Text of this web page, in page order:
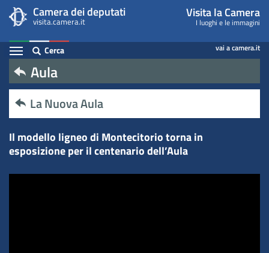
contenuto
principale
Il
modello
ligneo
di
Montecitorio
torna
in
Camera dei deputati
visita.camera.it
Visita la Camera
I luoghi e le immagini
Espandi
Cerca vai a camera.it
Contenuto
Aula
La Nuova Aula
Il modello ligneo di Montecitorio torna in
esposizione per il centenario dell’Aula